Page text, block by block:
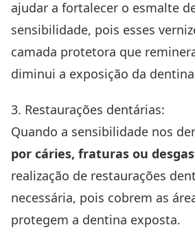
ajudar a fortalecer o esmalte
sensibilidade, pois esses
camada protetora que
diminui a exposição da
3. Restaurações dentárias:
Quando a sensibilidade nos
por cáries, fraturas ou
realização de restaurações
necessária, pois cobrem as
protegem a dentina exposta.